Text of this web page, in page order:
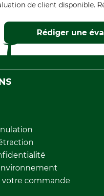
de client disponible.
Rédiger une
commande